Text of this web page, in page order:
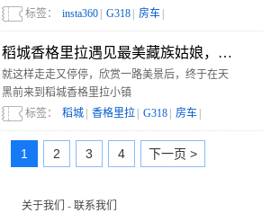
标签：
insta360 G318 房车
稻城香格里拉遇见最美藏族姑娘，享美食
就这样走走又停停，欣赏一路美景后，终于在天
黑前来到稻城香格里拉小镇
标签：
稻城 香格里拉 G318 房车
1 2 3 4 下一页 >
关于我们 - 联系我们